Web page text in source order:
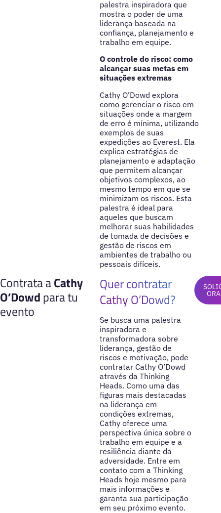
palestra inspiradora que
mostra o poder de uma
liderança baseada na
confiança, planejamento e
trabalho em equipe.
O controle do risco: como
alcançar suas metas em
situações extremas
Cathy O’Dowd explora
como gerenciar o risco em
situações onde a margem
de erro é mínima, utilizando
exemplos de suas
expedições ao Everest. Ela
explica estratégias de
planejamento e adaptação
que permitem alcançar
objetivos complexos, ao
mesmo tempo em que se
minimizam os riscos. Esta
palestra é ideal para
aqueles que buscam
melhorar suas habilidades
de tomada de decisões e
gestão de riscos em
ambientes de trabalho ou
pessoais difíceis.
Contrata aCathy
O’Dowdpara tu
evento
Quer contratar
Cathy O’Dowd?
Se busca uma palestra
inspiradora e
transformadora sobre
liderança, gestão de
riscos e motivação, pode
contratar Cathy O’Dowd
através da Thinking
Heads. Como uma das
figuras mais destacadas
na liderança em
condições extremas,
Cathy oferece uma
perspectiva única sobre o
trabalho em equipe e a
resiliência diante da
adversidade. Entre em
contato com a Thinking
Heads hoje mesmo para
mais informações e
garanta sua participação
em seu próximo evento.